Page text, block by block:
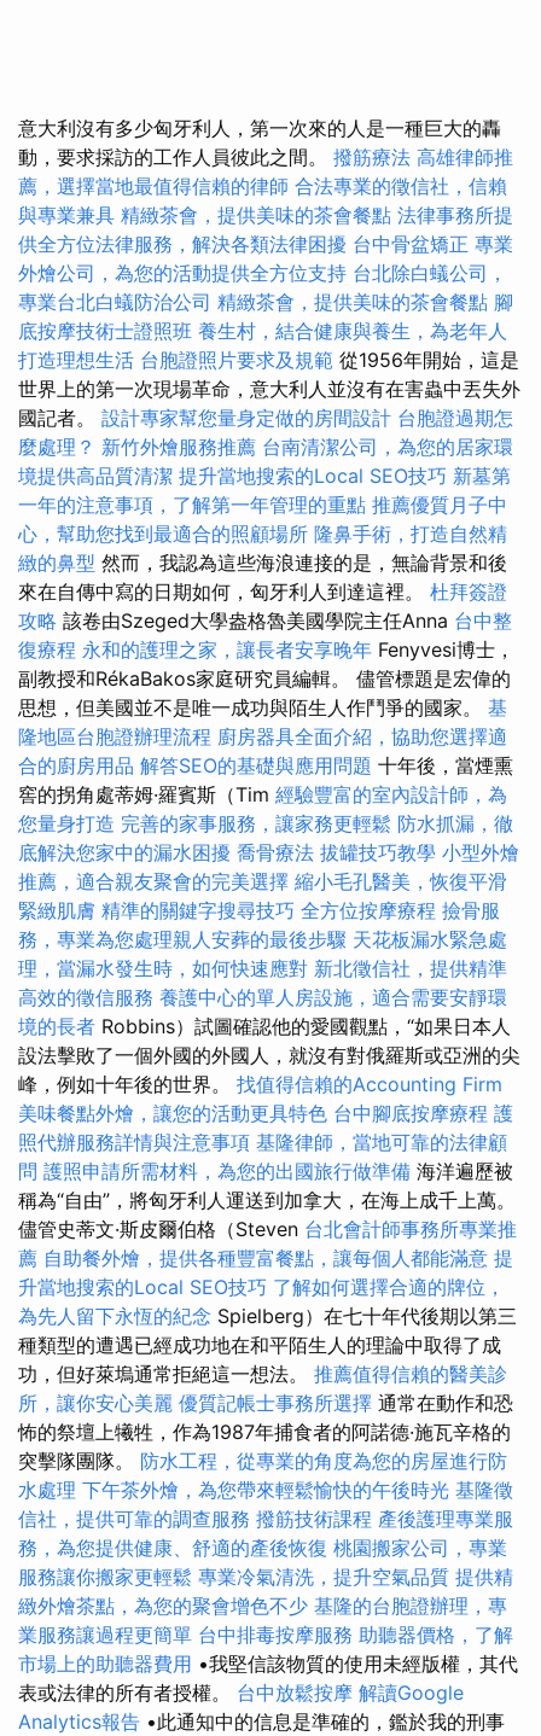
意大利沒有多少匈牙利人，第一次來的人是一種巨大的轟
動，要求採訪的工作人員彼此之間。 撥筋療法 高雄律師推
薦，選擇當地最值得信賴的律師 合法專業的徵信社，信賴
與專業兼具 精緻茶會，提供美味的茶會餐點 法律事務所提
供全方位法律服務，解決各類法律困擾 台中骨盆矯正 專業
外燴公司，為您的活動提供全方位支持 台北除白蟻公司，
專業台北白蟻防治公司 精緻茶會，提供美味的茶會餐點 腳
底按摩技術士證照班 養生村，結合健康與養生，為老年人
打造理想生活 台胞證照片要求及規範 從1956年開始，這是
世界上的第一次現場革命，意大利人並沒有在害蟲中丟失外
國記者。 設計專家幫您量身定做的房間設計 台胞證過期怎
麼處理？ 新竹外燴服務推薦 台南清潔公司，為您的居家環
境提供高品質清潔 提升當地搜索的Local SEO技巧 新墓第
一年的注意事項，了解第一年管理的重點 推薦優質月子中
心，幫助您找到最適合的照顧場所 隆鼻手術，打造自然精
緻的鼻型 然而，我認為這些海浪連接的是，無論背景和後
來在自傳中寫的日期如何，匈牙利人到達這裡。 杜拜簽證
攻略 該卷由Szeged大學盎格魯美國學院主任Anna 台中整
復療程 永和的護理之家，讓長者安享晚年 Fenyvesi博士，
副教授和RékaBakos家庭研究員編輯。 儘管標題是宏偉的
思想，但美國並不是唯一成功與陌生人作鬥爭的國家。 基
隆地區台胞證辦理流程 廚房器具全面介紹，協助您選擇適
合的廚房用品 解答SEO的基礎與應用問題 十年後，當煙熏
窖的拐角處蒂姆·羅賓斯（Tim 經驗豐富的室內設計師，為
您量身打造 完善的家事服務，讓家務更輕鬆 防水抓漏，徹
底解決您家中的漏水困擾 喬骨療法 拔罐技巧教學 小型外燴
推薦，適合親友聚會的完美選擇 縮小毛孔醫美，恢復平滑
緊緻肌膚 精準的關鍵字搜尋技巧 全方位按摩療程 撿骨服
務，專業為您處理親人安葬的最後步驟 天花板漏水緊急處
理，當漏水發生時，如何快速應對 新北徵信社，提供精準
高效的徵信服務 養護中心的單人房設施，適合需要安靜環
境的長者 Robbins）試圖確認他的愛國觀點，“如果日本人
設法擊敗了一個外國的外國人，就沒有對俄羅斯或亞洲的尖
峰，例如十年後的世界。 找值得信賴的Accounting Firm
美味餐點外燴，讓您的活動更具特色 台中腳底按摩療程 護
照代辦服務詳情與注意事項 基隆律師，當地可靠的法律顧
問 護照申請所需材料，為您的出國旅行做準備 海洋遍歷被
稱為“自由”，將匈牙利人運送到加拿大，在海上成千上萬。
儘管史蒂文·斯皮爾伯格（Steven 台北會計師事務所專業推
薦 自助餐外燴，提供各種豐富餐點，讓每個人都能滿意 提
升當地搜索的Local SEO技巧 了解如何選擇合適的牌位，
為先人留下永恆的紀念 Spielberg）在七十年代後期以第三
種類型的遭遇已經成功地在和平陌生人的理論中取得了成
功，但好萊塢通常拒絕這一想法。 推薦值得信賴的醫美診
所，讓你安心美麗 優質記帳士事務所選擇 通常在動作和恐
怖的祭壇上犧牲，作為1987年捕食者的阿諾德·施瓦辛格的
突擊隊團隊。 防水工程，從專業的角度為您的房屋進行防
水處理 下午茶外燴，為您帶來輕鬆愉快的午後時光 基隆徵
信社，提供可靠的調查服務 撥筋技術課程 產後護理專業服
務，為您提供健康、舒適的產後恢復 桃園搬家公司，專業
服務讓你搬家更輕鬆 專業冷氣清洗，提升空氣品質 提供精
緻外燴茶點，為您的聚會增色不少 基隆的台胞證辦理，專
業服務讓過程更簡單 台中排毒按摩服務 助聽器價格，了解
市場上的助聽器費用 •我堅信該物質的使用未經版權，其代
表或法律的所有者授權。 台中放鬆按摩 解讀Google
Analytics報告 •此通知中的信息是準確的，鑑於我的刑事